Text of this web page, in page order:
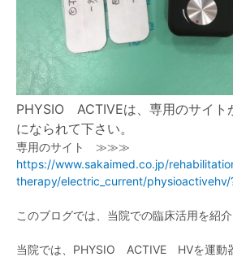
PHYSIO ACTIVEは、専用のサイト
になられて下さい。
専用のサイト ≫≫≫
https://www.sakaimed.co.jp/
therapy/electric_current/
このブログでは、当院での臨床活用を紹介
当院では、PHYSIO ACTIVE HVを運動